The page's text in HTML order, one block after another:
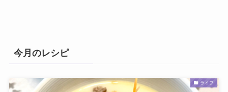
今月のレシピ
ライフ